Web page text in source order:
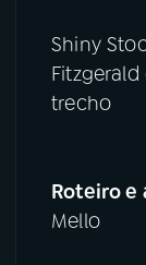
Shiny
Fitzgerald
trecho
Roteiro e
Mello